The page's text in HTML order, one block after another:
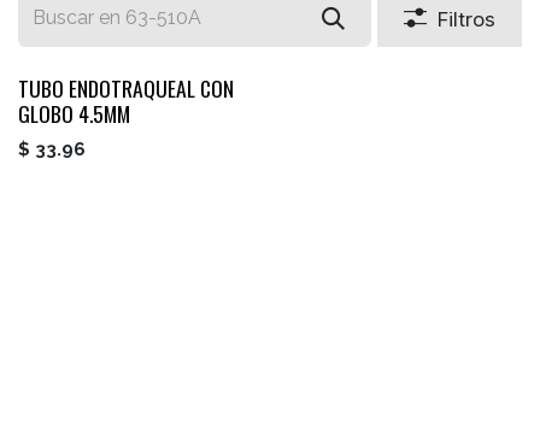
Filtros
TUBO ENDOTRAQUEAL CON
GLOBO 4.5MM
$ 33.96